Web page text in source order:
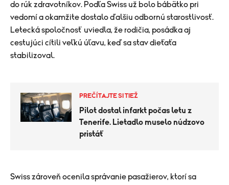
do rúk zdravotníkov. Podľa Swiss už bolo bábätko pri
vedomí a okamžite dostalo ďalšiu odbornú starostlivosť.
Letecká spoločnosť uviedla, že rodičia, posádka aj
cestujúci cítili veľkú úľavu, keď sa stav dieťaťa
stabilizoval.
PREČÍTAJTE SI TIEŽ
Pilot dostal infarkt počas letu z
Tenerife. Lietadlo muselo núdzovo
pristáť
Swiss zároveň ocenila správanie pasažierov, ktorí sa